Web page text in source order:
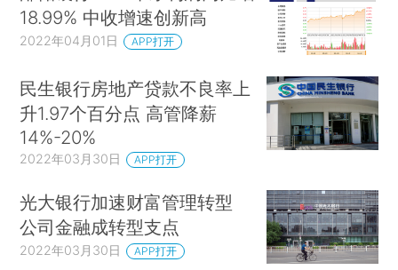
18.99% 中收增速创新高
2022年04月01日 APP打开
民生银行房地产贷款不良率上
升1.97个百分点 高管降薪
14%-20%
2022年03月30日 APP打开
光大银行加速财富管理转型
公司金融成转型支点
2022年03月30日 APP打开